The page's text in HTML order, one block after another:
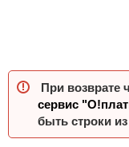
При возврате
сервис
быть строки